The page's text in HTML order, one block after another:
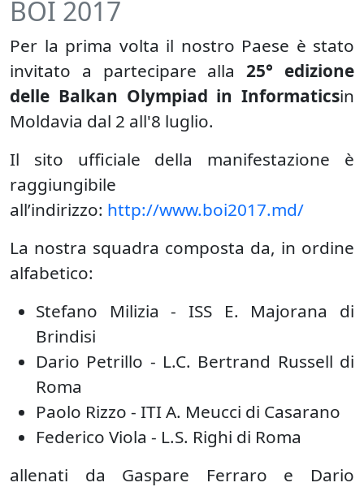
BOI 2017
Per la prima volta il nostro Paese è stato
invitato a partecipare alla25° edizione
delle Balkan Olympiad in Informaticsin
Moldavia dal 2 all'8 luglio.
Il sito ufficiale della manifestazione è
raggiungibile
all’indirizzo: http://www.boi2017.md/
La nostra squadra composta da, in ordine
alfabetico:
Stefano Milizia - ISS E. Majorana di
Brindisi
Dario Petrillo - L.C. Bertrand Russell di
Roma
Paolo Rizzo - ITI A. Meucci di Casarano
Federico Viola - L.S. Righi di Roma
allenati da Gaspare Ferraro e Dario